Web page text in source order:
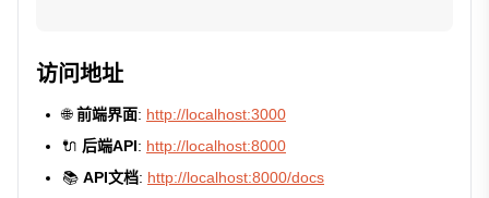
访问地址
🌐前端界面: http://localhost:3000
🔌 后端API: http://localhost:8000
📚 API文档: http://localhost:8000/docs